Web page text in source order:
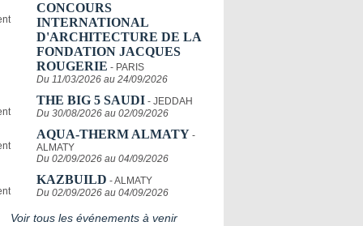
CONCOURS
INTERNATIONAL
D'ARCHITECTURE DE LA
FONDATION JACQUES
ROUGERIE - PARIS
Du 11/03/2026 au 24/09/2026
THE BIG 5 SAUDI - JEDDAH
Du 30/08/2026 au 02/09/2026
AQUA-THERM ALMATY -
ALMATY
Du 02/09/2026 au 04/09/2026
KAZBUILD - ALMATY
Du 02/09/2026 au 04/09/2026
Voir tous les événements à venir